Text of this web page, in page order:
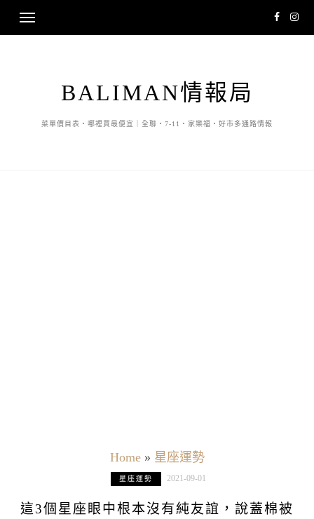
BALIMAN情報局
菜單價目表・哪裡買最便宜｜全聯・7-11・家樂福・好市多通路情報
Home» 星座運勢
星座運勢 2021-09-01
這3個星座眼中根本沒有純友誼，說蓋棉被